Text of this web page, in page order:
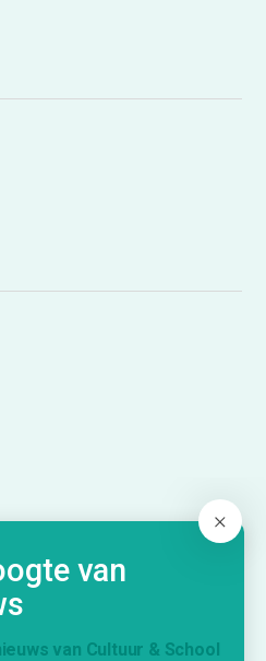
van
van Cultuur & School